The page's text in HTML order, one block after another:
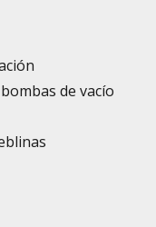
de vacío